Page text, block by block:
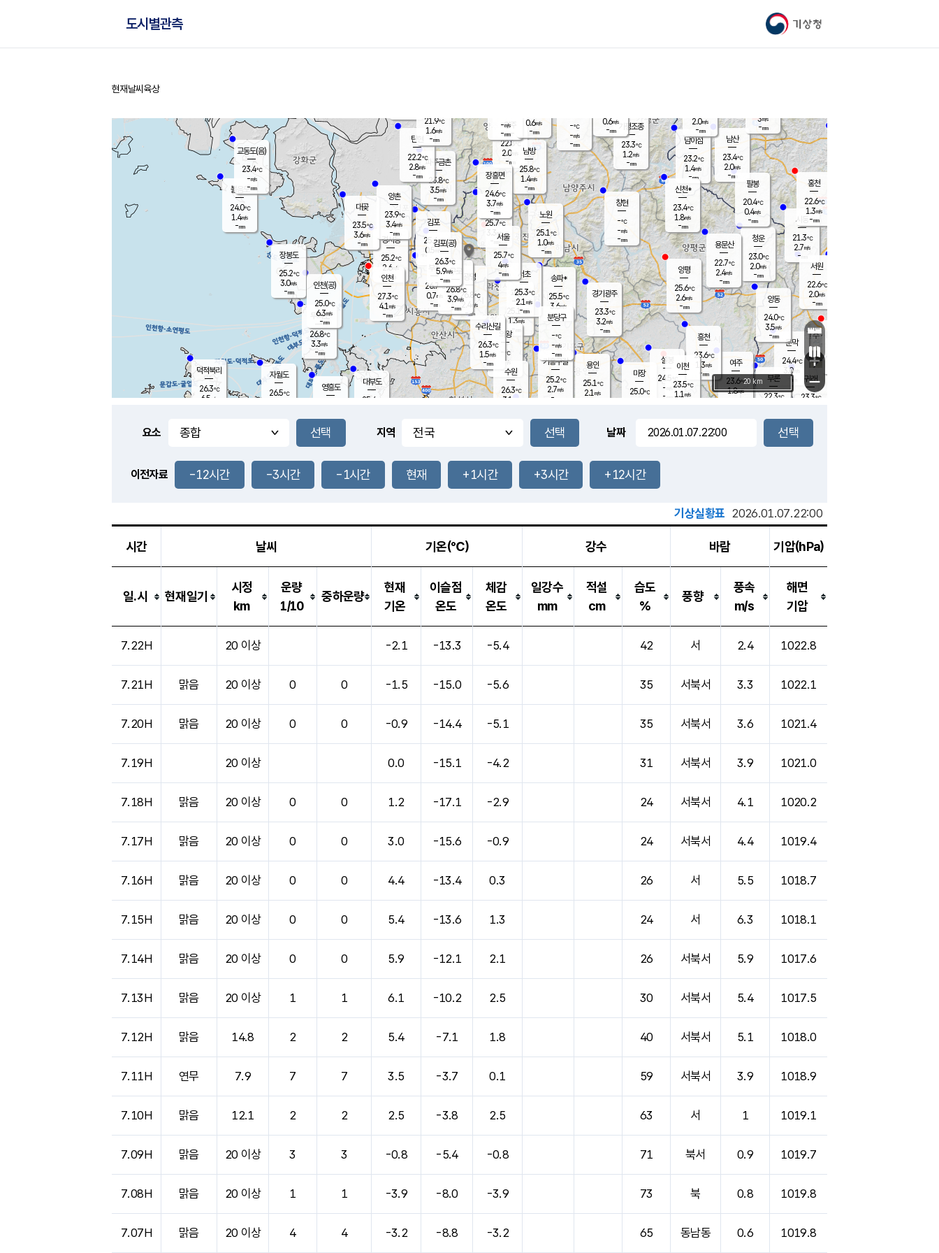
기상청
도시별관측
홈
현재날씨 육상
풍도
2.9m/s
문막
24.4℃
3.0m/s
mm
남이섬
23.2℃
1.4m/s
-mm
무의도
26.8℃
3.3m/s
-mm
영흥도
볼음도
24.0℃
1.4m/s
-mm
자월도
26.5℃
양주
22.8℃
2.0
-mm
부론
22.3℃
과천
25.1℃
1.3m/s
- mm
남산
23.4℃
2.0m/s
-mm
장봉도
25.2℃
3.0m/s
-mm
-mm
청운
23.0℃
2.0m/s
-mm
팔봉
20.4℃
0.4m/s
-mm
-mm
용인
25.1℃
2.1 m/s
여주
23.6℃
1.8m/s
양동
24.0℃
3.5m/s
-mm
경기광주
23.3℃
3.2m/s
-mm
장호원
2.0m/s
-mm
25.1
℃
대부도
25.4
-
경서동
25.2℃
2.6 m/s
-mm
파주금촌
23.8℃
3.5m/s
-mm
가평조종
23.3℃
1.2m/s
-mm
-℃
-m/s
-mm
대곶
23.5℃
3.6m/s
-mm
신천*
23.4℃
1.8m/s
-mm
창현
-℃
-m/s
-mm
탄현
22.2℃
2.8m/s
-mm
0.6m/s
-mm
25.4℃
0.9m/s
-mm
흥천
23.6℃
1.3m/s
-mm
마장
25.0℃
의왕
- ℃
m/s
mm
김포
25.4℃
0.5 m/s
mm
설봉
24.5
-m/s
- mm
광명
26.8 ℃
2.4 m/s
-mm
부천
26.7℃
0.7m/s
-mm
-mm
양촌
23.9℃
3.4m/s
-mm
구로
26.8℃
3.9m/s
-mm
은평
25.7℃
3.3 m/s
- mm
노원
25.1℃
1.0m/s
-mm
송파*
25.5℃
3.6m/s
-mm
서초
25.3℃
2.1 m/s
-mm
남방
25.8℃
1.4m/s
-mm
기흥구갈
25.2℃
2.7m/s
-
수리산길
26.3℃
1.5m/s
-mm
분당구
-℃
-m/s
-mm
장흥면
24.6℃
3.7m/s
-mm
-m/s
-mm
시동
21.3℃
2.7m/s
- mm
귀래
23.3℃
서원
22.6℃
2.0m/s
-mm
용문산
22.7℃
2.4m/s
-mm
덕적북리
26.3℃
6.5 m/s
인천(공)
25.0℃
6.3m/s
-mm
김포(공)
26.3℃
5.9m/s
-mm
교동도(음)
23.4℃
-m/s
-mm
홍천
22.6℃
1.3m/s
-mm
이천
23.5℃
1.1 m/s
양평
25.6℃
2.6m/s
-mm
수원
26.3℃
3.1 m/s
인천
27.3℃
4.1 m/s
-mm
서울
25.7℃
4m/s
-mm
3m/s
-mm
21.9℃
1.6m/s
-mm
0.6m/s
-mm
+
−
20 km
요소 지역 날짜
이전자료 -12시간 -3시간 -1시간 현재 +1시간 +3시간 +12시간
기상실황표 2026.01.07.22:00
시간 날씨 기온(℃) 강수 바람 기압(hPa)
일.시 현재일기
시정
km
운량
1/10
중하운량
현재
기온
이슬점
온도
체감
온도
일강수
mm
적설
cm
습도
%
풍향
풍속
m/s
해면
기압
7.22H 20 이상 -2.1 -13.3 -5.4 42 서 2.4 1022.8
7.21H 맑음 20 이상 0 0 -1.5 -15.0 -5.6 35 서북서 3.3 1022.1
7.20H 맑음 20 이상 0 0 -0.9 -14.4 -5.1 35 서북서 3.6 1021.4
7.19H 20 이상 0.0 -15.1 -4.2 31 서북서 3.9 1021.0
7.18H 맑음 20 이상 0 0 1.2 -17.1 -2.9 24 서북서 4.1 1020.2
7.17H 맑음 20 이상 0 0 3.0 -15.6 -0.9 24 서북서 4.4 1019.4
7.16H 맑음 20 이상 0 0 4.4 -13.4 0.3 26 서 5.5 1018.7
7.15H 맑음 20 이상 0 0 5.4 -13.6 1.3 24 서 6.3 1018.1
7.14H 맑음 20 이상 0 0 5.9 -12.1 2.1 26 서북서 5.9 1017.6
7.13H 맑음 20 이상 1 1 6.1 -10.2 2.5 30 서북서 5.4 1017.5
7.12H 맑음 14.8 2 2 5.4 -7.1 1.8 40 서북서 5.1 1018.0
7.11H 연무 7.9 7 7 3.5 -3.7 0.1 59 서북서 3.9 1018.9
7.10H 맑음 12.1 2 2 2.5 -3.8 2.5 63 서 1 1019.1
7.09H 맑음 20 이상 3 3 -0.8 -5.4 -0.8 71 북서 0.9 1019.7
7.08H 맑음 20 이상 1 1 -3.9 -8.0 -3.9 73 북 0.8 1019.8
7.07H 맑음 20 이상 4 4 -3.2 -8.8 -3.2 65 동남동 0.6 1019.8